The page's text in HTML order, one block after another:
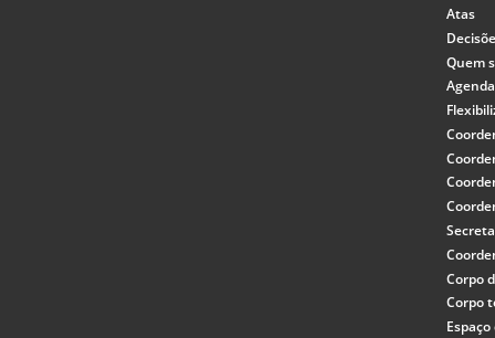
Atas
Quem
Corpo
Corpo